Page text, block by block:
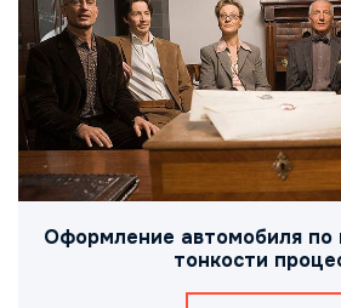
Оформление автомобиля по
тонкости